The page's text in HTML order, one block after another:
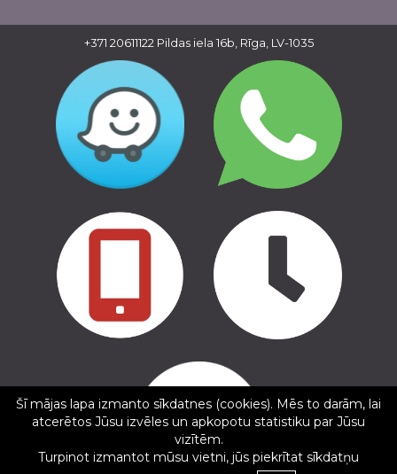
Copyright © 2016 - 2026, SIA Corelem Group
Mājas lapas izstrāde WEBstyle.lv
+371 20611122 Pildas iela 16b, Rīga, LV-1035
Gints Kesteris
5/5
11.02.2025
✕
Šī mājas lapa izmanto sīkdatnes (cookies). Mēs to darām, lai
atcerētos Jūsu izvēles un apkopotu statistiku par Jūsu
vizītēm.
Turpinot izmantot mūsu vietni, jūs piekrītat sīkdatņu